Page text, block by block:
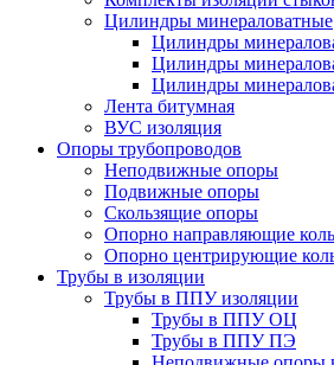
Цилиндры минераловатные
Цилиндры
Цилиндры
Цилиндры
Лента битумная
ВУС изоляция
Опоры трубопроводов
Неподвижные опоры
Подвижные опоры
Скользящие опоры
Опорно направляющие
Опорно центрирующие
Трубы в изоляции
Трубы в ППУ изоляции
Трубы в ППУ ОЦ
Трубы в ППУ ПЭ